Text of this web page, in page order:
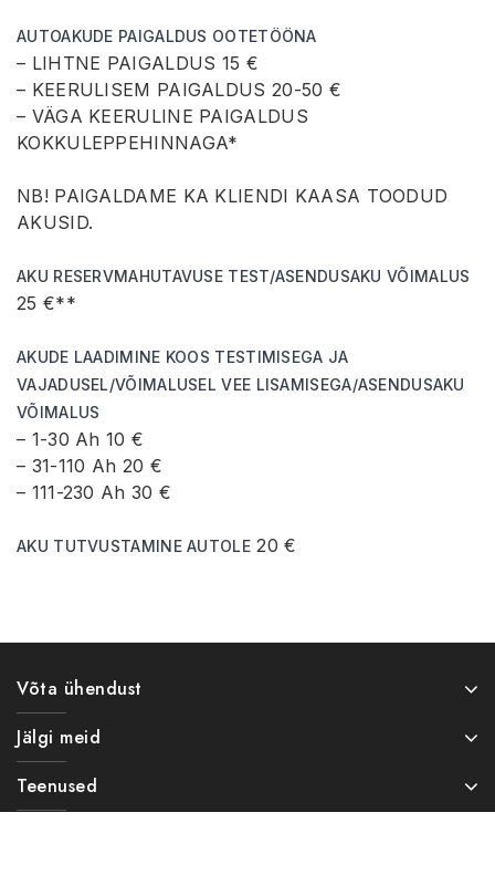
AUTOAKUDE PAIGALDUS OOTETÖÖNA
– LIHTNE PAIGALDUS 15 €
– KEERULISEM PAIGALDUS 20-50 €
– VÄGA KEERULINE PAIGALDUS
KOKKULEPPEHINNAGA*
NB! PAIGALDAME KA KLIENDI KAASA TOODUD
AKUSID.
AKU RESERVMAHUTAVUSE TEST/ASENDUSAKU VÕIMALUS
25 €**
AKUDE LAADIMINE KOOS TESTIMISEGA JA
VAJADUSEL/VÕIMALUSEL VEE LISAMISEGA/ASENDUSAKU
VÕIMALUS
– 1-30 Ah 10 €
– 31-110 Ah 20 €
– 111-230 Ah 30 €
AKU TUTVUSTAMINE AUTOLE20 €
Võta ühendust
Jälgi meid
Teenused